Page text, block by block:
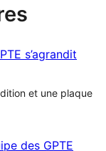
s’agrandit
et une plaque
des GPTE